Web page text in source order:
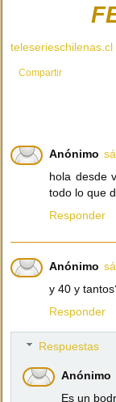
teleserieschilenas.cl
Compartir
Anónimo
hola desde
todo lo que
Responder
Anónimo
y 40 y
Responder
Respuestas
Anónimo
Es un